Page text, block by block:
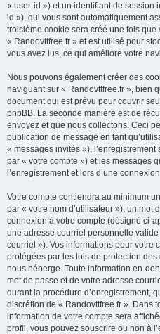
« user-id ») et un identifiant de session
id »), qui vous sont automatiquement
troisième cookie sera créé une fois
« Randovttfree.fr » et est utilisé pour
vous avez lus, ce qui améliore votre
Nous pouvons également créer des
naviguant sur « Randovttfree.fr », bien
document qui est prévu pour couvrir
phpBB. La seconde manière est de
envoyez et que nous collectons. Ceci
publication de message en tant
« messages invités »),
par « votre compte ») et les messages
l’enregistrement et lors d’une
Votre compte contiendra au minimum
par « votre nom d’utilisateur »), un mot
connexion à votre compte (désigné ci-
une adresse courriel personnelle
courriel »). Vos informations pour votre
protégées par les lois de protection
nous héberge. Toute information en-
mot de passe et de votre adresse
durant la procédure d’enregistrement,
discrétion de « Randovttfree.fr ». Dans
information de votre compte sera
profil, vous pouvez souscrire ou non à